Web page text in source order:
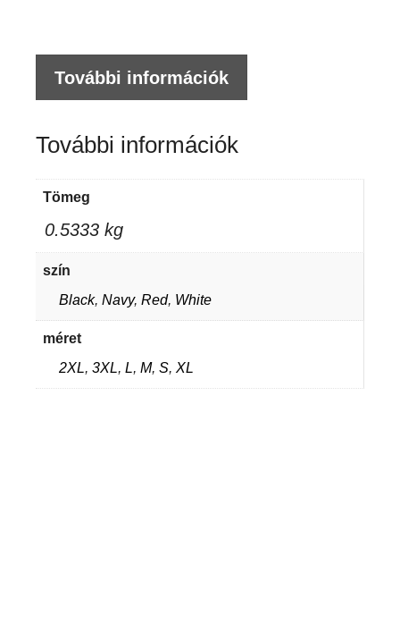
További információk
További információk
Tömeg
0.5333 kg
szín
Black, Navy, Red, White
méret
2XL, 3XL, L, M, S, XL